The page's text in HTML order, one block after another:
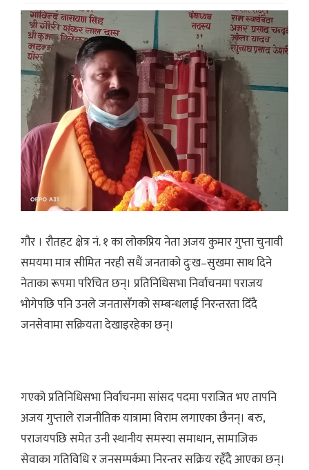
गौर । रौतहट क्षेत्र नं. १ का लोकप्रिय नेता अजय कुमार गुप्ता चुनावी
समयमा मात्र सीमित नरही सधैं जनताको दुःख–सुखमा साथ दिने
नेताका रूपमा परिचित छन्। प्रतिनिधिसभा निर्वाचनमा पराजय
भोगेपछि पनि उनले जनतासँगको सम्बन्धलाई निरन्तरता दिँदै
जनसेवामा सक्रियता देखाइरहेका छन्।
गएको प्रतिनिधिसभा निर्वाचनमा सांसद पदमा पराजित भए तापनि
अजय गुप्ताले राजनीतिक यात्रामा विराम लगाएका छैनन्। बरु,
पराजयपछि समेत उनी स्थानीय समस्या समाधान, सामाजिक
सेवाका गतिविधि र जनसम्पर्कमा निरन्तर सक्रिय रहँदै आएका छन्।